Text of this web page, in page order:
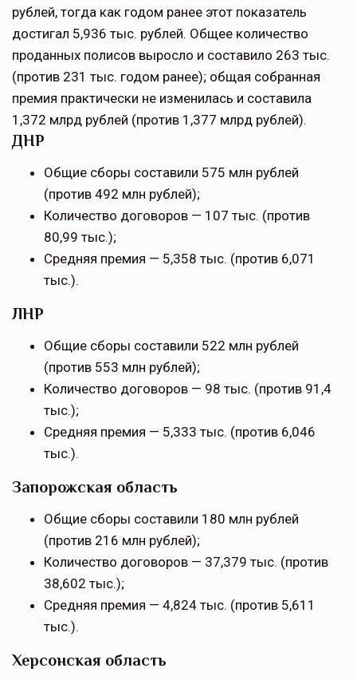
рублей, тогда как годом ранее этот показатель
достигал 5,936 тыс. рублей. Общее количество
проданных полисов выросло и составило 263 тыс.
(против 231 тыс. годом ранее); общая собранная
премия практически не изменилась и составила
1,372 млрд рублей (против 1,377 млрд рублей).
ДНР
Общие сборы составили 575 млн рублей
(против 492 млн рублей);
Количество договоров — 107 тыс. (против
80,99 тыс.);
Средняя премия — 5,358 тыс. (против 6,071
тыс.).
ЛНР
Общие сборы составили 522 млн рублей
(против 553 млн рублей);
Количество договоров — 98 тыс. (против 91,4
тыс.);
Средняя премия — 5,333 тыс. (против 6,046
тыс.).
Запорожская область
Общие сборы составили 180 млн рублей
(против 216 млн рублей);
Количество договоров — 37,379 тыс. (против
38,602 тыс.);
Средняя премия — 4,824 тыс. (против 5,611
тыс.).
Херсонская область